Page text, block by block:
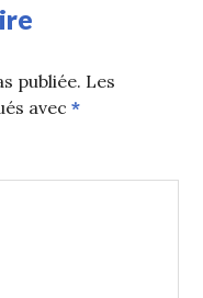
publiée. Les
avec*